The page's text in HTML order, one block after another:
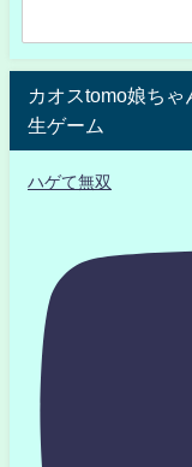
カオスtomo娘ちゃ
生ゲーム
ハゲて無双